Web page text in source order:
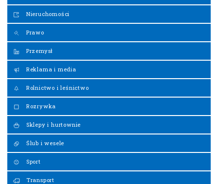
Nieruchomości
Prawo
Przemysł
Reklama i media
Rolnictwo i leśnictwo
Rozrywka
Sklepy i hurtownie
Ślub i wesele
Sport
Transport